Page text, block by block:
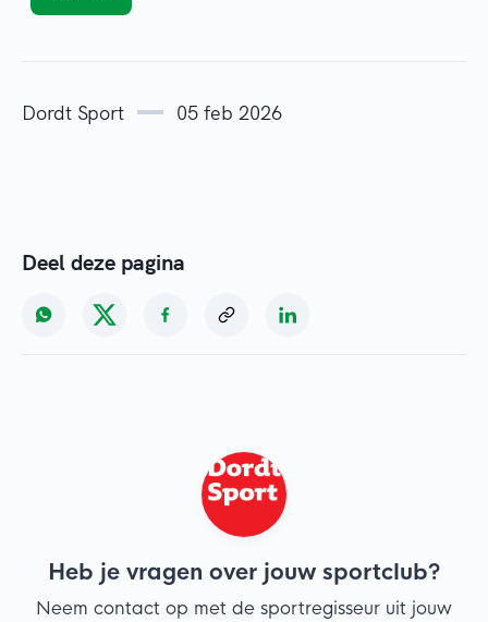
Dordt Sport 05 feb 2026
Deel deze pagina
Heb je vragen over jouw sportclub?
Neem contact op met de sportregisseur uit jouw